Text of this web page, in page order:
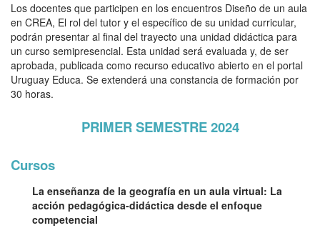
Los docentes que participen en los encuentros Diseño de un aula
en CREA, El rol del tutor y el específico de su unidad curricular,
podrán presentar al final del trayecto una unidad didáctica para
un curso semipresencial. Esta unidad será evaluada y, de ser
aprobada, publicada como recurso educativo abierto en el portal
Uruguay Educa. Se extenderá una constancia de formación por
30 horas.
PRIMER SEMESTRE 2024
Cursos
La enseñanza de la geografía en un aula virtual: La
acción pedagógica-didáctica desde el enfoque
competencial